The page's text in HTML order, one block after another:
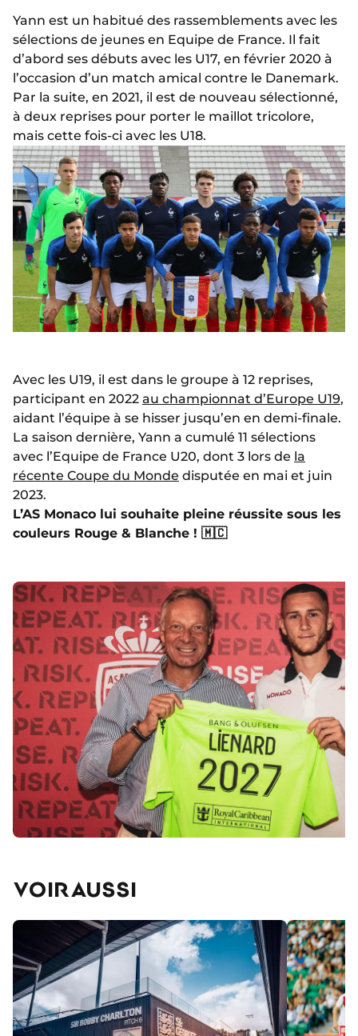
Yann est un habitué des rassemblements avec les
sélections de jeunes en Equipe de France. Il fait
d’abord ses débuts avec les U17, en février 2020 à
l’occasion d’un match amical contre le Danemark.
Par la suite, en 2021, il est de nouveau sélectionné,
à deux reprises pour porter le maillot tricolore,
mais cette fois-ci avec les U18.
Avec les U19, il est dans le groupe à 12 reprises,
participant en 2022 au championnat d’Europe U19,
aidant l’équipe à se hisser jusqu’en en demi-finale.
La saison dernière, Yann a cumulé 11 sélections
avec l’Equipe de France U20, dont 3 lors de la
récente Coupe du Monde disputée en mai et juin
2023.
L’AS Monaco lui souhaite pleine réussite sous les
couleurs Rouge & Blanche ! 🇲🇨
VOIR AUSSI